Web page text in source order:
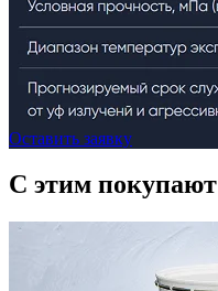
Оставить заявку
C этим покупают